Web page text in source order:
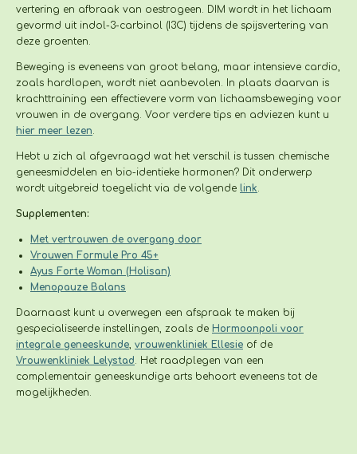
vertering en afbraak van oestrogeen. DIM wordt in het lichaam
gevormd uit indol-3-carbinol (I3C) tijdens de spijsvertering van
deze groenten.
Beweging is eveneens van groot belang, maar intensieve cardio,
zoals hardlopen, wordt niet aanbevolen. In plaats daarvan is
krachttraining een effectievere vorm van lichaamsbeweging voor
vrouwen in de overgang. Voor verdere tips en adviezen kunt u
hier meer lezen.
Hebt u zich al afgevraagd wat het verschil is tussen chemische
geneesmiddelen en bio-identieke hormonen? Dit onderwerp
wordt uitgebreid toegelicht via de volgende link.
Supplementen:
Met vertrouwen de overgang door
Vrouwen Formule Pro 45+
Ayus Forte Woman (Holisan)
Menopauze Balans
Daarnaast kunt u overwegen een afspraak te maken bij
gespecialiseerde instellingen, zoals de Hormoonpoli voor
integrale geneeskunde, vrouwenkliniek Ellesie of de
Vrouwenkliniek Lelystad. Het raadplegen van een
complementair geneeskundige arts behoort eveneens tot de
mogelijkheden.